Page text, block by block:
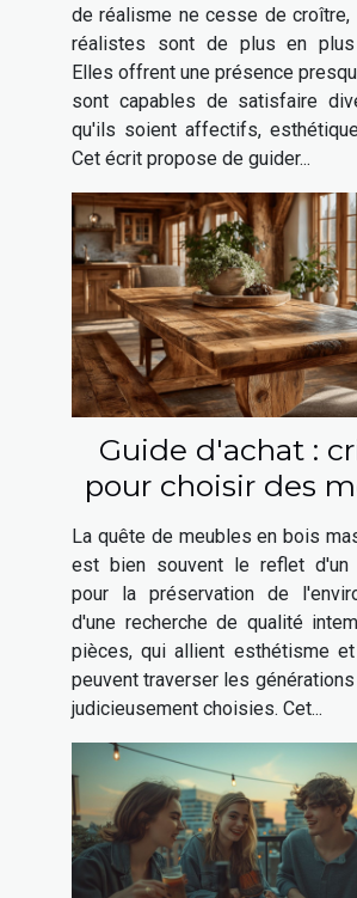
de réalisme ne cesse de croître,
réalistes sont de plus en plus
Elles offrent une présence
sont capables de satisfaire
qu'ils soient affectifs,
Cet écrit propose de guider...
Guide d'achat :
pour choisir des
en bois massif
La quête de meubles en bois
est bien souvent le reflet d'un
pour la préservation de
d'une recherche de qualité
pièces, qui allient esthétisme
peuvent traverser les
judicieusement choisies. Cet...